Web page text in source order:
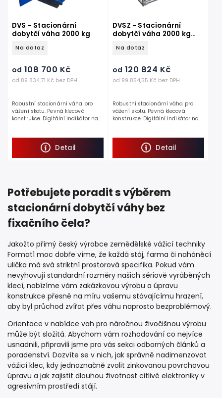
DVS - Stacionární
dobytčí váha 2000 kg
Na dotaz
od 89 834,71 Kč bez DPH
od 108 700 Kč
Detail
Robustní stacionární váha pro
vážení skotu. Pevná klecová
konstrukce. Digitální indikátor na
DVSZ - Stacionární
dobytčí váha 2000 kg
Na dotaz
od 99 854,55 Kč bez DPH
od 120 824 Kč
Detail
Robustní stacionární váha pro
vážení skotu. Pevná klecová
konstrukce. Digitální indikátor na
Potřebujete poradit s výběrem
stacionární dobytčí váhy bez
fixačního čela?
Jakožto přímý český výrobce zemědělské vážicí techniky
Format1 moc dobře víme, že každá stáj, farma či naháněcí
ulička má svá striktní prostorová specifika. Pokud vám
nevyhovují standardní rozměry našich sériově vyráběných
klecí, nabízíme vám zakázkovou výrobu a úpravu
konstrukce přesně na míru vašemu stávajícímu hrazení,
aby byl průchod zvířat přes váhu naprosto bezproblémový.
Orientace v nabídce vah pro náročnou živočišnou výrobu
může být složitá. Abychom vám rozhodování co nejvíce
usnadnili, připravili jsme pro vás sekci odborných článků a
poradenství. Dozvíte se v nich, jak správně nadimenzovat
vážicí klec, kdy jednoznačně zvolit zinkovanou povrchovou
úpravu a jak zajistit dlouhou životnost citlivé elektroniky v
agresivním prostředí stájí.